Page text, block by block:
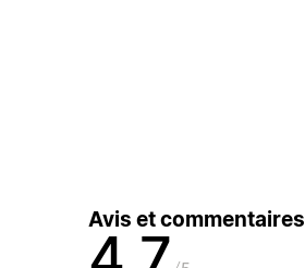
Avis et commentaires